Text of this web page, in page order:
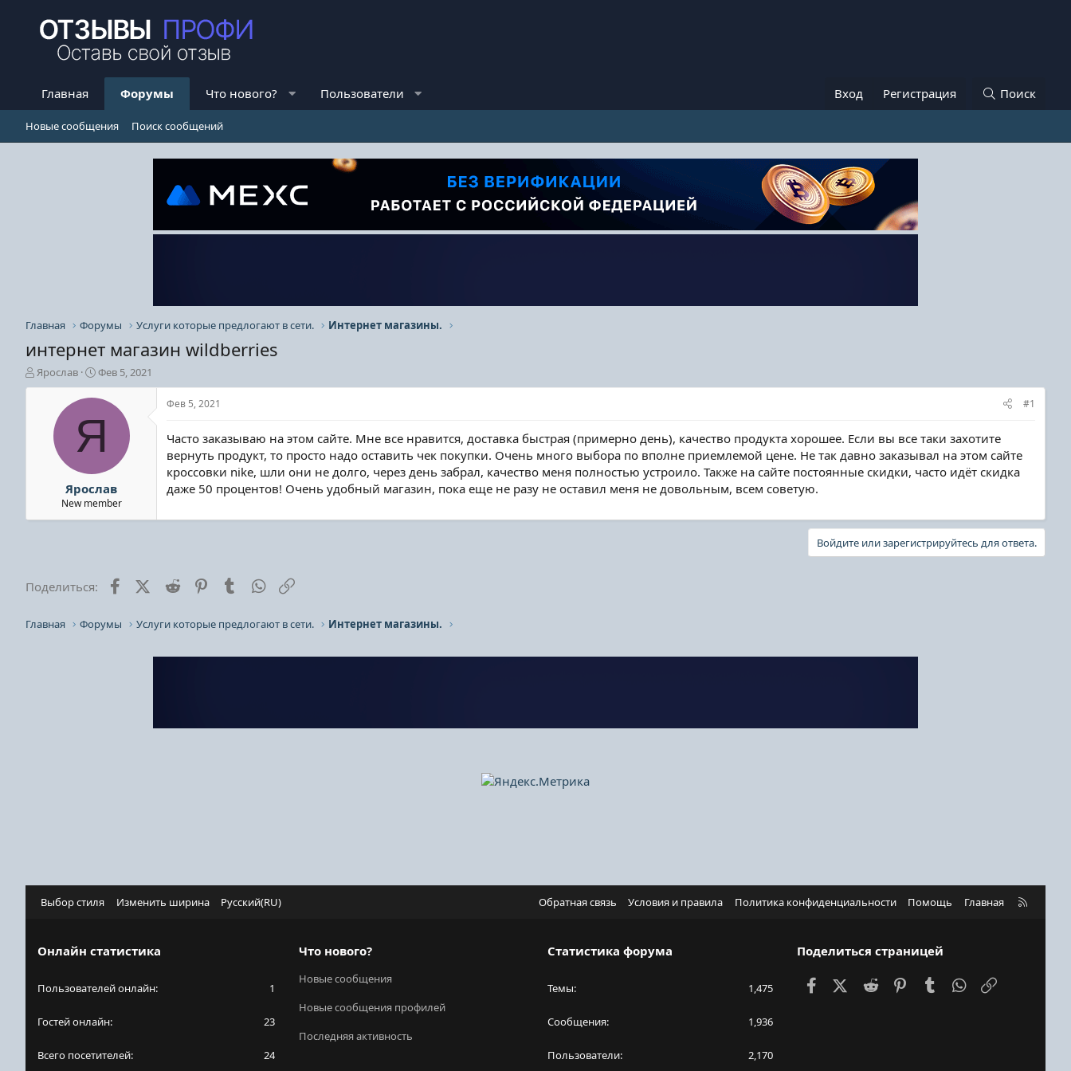
Главная Форумы Что нового? Пользователи Вход Регистрация Поиск
Новые сообщения Поиск сообщений
Главная Форумы Услуги которые предлогают в сети. Интернет магазины.
интернет магазин wildberries
А
в
Ярослав
Д
а
т
н
а
а
л
а
Фев 5, 2021
Я
Ярослав
New member
Фев 5, 2021 #1
Часто заказываю на этом сайте. Мне все нравится, доставка быстрая (примерно день), качество продукта хорошее. Если вы все таки захотите
вернуть продукт, то просто надо оставить чек покупки. Очень много выбора по вполне приемлемой цене. Не так давно заказывал на этом сайте
кроссовки nike, шли они не долго, через день забрал, качество меня полностью устроило. Также на сайте постоянные скидки, часто идёт скидка
даже 50 процентов! Очень удобный магазин, пока еще не разу не оставил меня не довольным, всем советую.
Войдите или зарегистрируйтесь для ответа.
Поделиться: FacebookX (Twitter)
Reddit PinterestTumblr WhatsApp
Главная Форумы Услуги которые предлогают в сети. Интернет магазины.
Выбор стиля Изменить ширина Русский(RU) Обратная связь Условия и правила Политика конфиденциальности Помощь Главная
R
Онлайн статистика
Пользователей онлайн 1
Гостей онлайн 23
Всего посетителей 24
Что нового?
Новые сообщения
Новые сообщения профилей
Последняя активность
Статистика форума
Темы 1,475
Сообщения 1,936
Пользователи 2,170
Поделиться страницей
FacebookX (Twitter)
Reddit PinterestTumblr WhatsApp